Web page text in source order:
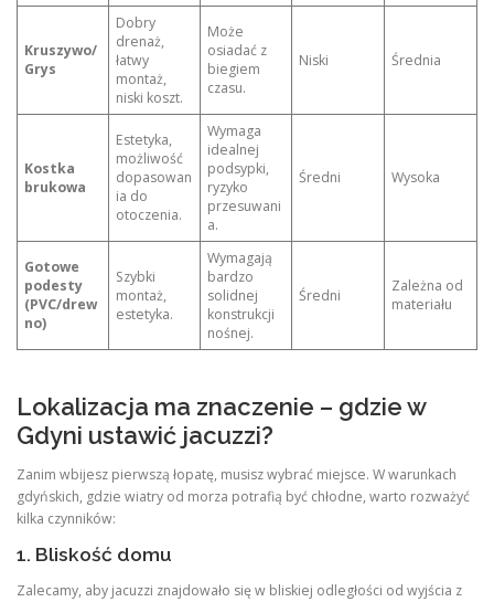
Kruszywo/
Grys
Dobry
drenaż,
łatwy
montaż,
niski koszt.
Może
osiadać z
biegiem
czasu.
Niski Średnia
Kostka
brukowa
Estetyka,
możliwość
dopasowan
ia do
otoczenia.
Wymaga
idealnej
podsypki,
ryzyko
przesuwani
a.
Średni Wysoka
Gotowe
podesty
(PVC/drew
no)
Szybki
montaż,
estetyka.
Wymagają
bardzo
solidnej
konstrukcji
nośnej.
Średni
Zależna od
materiału
Lokalizacja ma znaczenie – gdzie w
Gdyni ustawić jacuzzi?
Zanim wbijesz pierwszą łopatę, musisz wybrać miejsce. W warunkach
gdyńskich, gdzie wiatry od morza potrafią być chłodne, warto rozważyć
kilka czynników:
1. Bliskość domu
Zalecamy, aby jacuzzi znajdowało się w bliskiej odległości od wyjścia z